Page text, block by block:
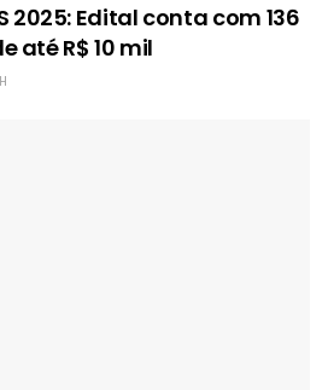
2025: Edital conta com 136
até R$ 10 mil